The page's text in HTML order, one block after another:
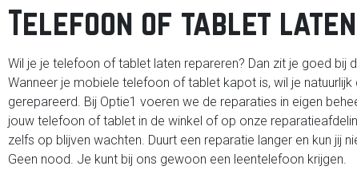
Telefoon of tablet
Wil je je telefoon of tablet laten repareren? Dan zit je goed bij
Wanneer je mobiele telefoon of tablet kapot is, wil je
gerepareerd. Bij Optie1 voeren we de reparaties in eigen
jouw telefoon of tablet in de winkel of op onze
zelfs op blijven wachten. Duurt een reparatie langer en kun jij
Geen nood. Je kunt bij ons gewoon een leentelefoon krijgen.